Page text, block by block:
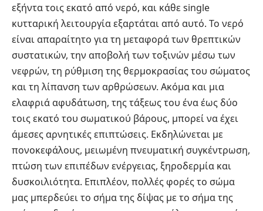
εξήντα τοις εκατό από νερό, και κάθε single
κυτταρική λειτουργία εξαρτάται από αυτό. Το νερό
είναι απαραίτητο για τη μεταφορά των θρεπτικών
συστατικών, την αποβολή των τοξινών μέσω των
νεφρών, τη ρύθμιση της θερμοκρασίας του σώματος
και τη λίπανση των αρθρώσεων. Ακόμα και μια
ελαφριά αφυδάτωση, της τάξεως του ένα έως δύο
τοις εκατό του σωματικού βάρους, μπορεί να έχει
άμεσες αρνητικές επιπτώσεις. Εκδηλώνεται με
πονοκεφάλους, μειωμένη πνευματική συγκέντρωση,
πτώση των επιπέδων ενέργειας, ξηροδερμία και
δυσκοιλιότητα. Επιπλέον, πολλές φορές το σώμα
μας μπερδεύει το σήμα της δίψας με το σήμα της